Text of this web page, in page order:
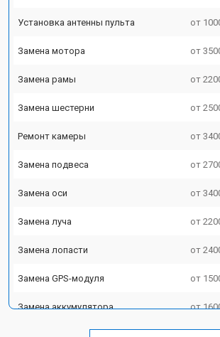
Установка антенны пульта от
Замена мотора от
Замена рамы от
Замена шестерни от
Ремонт камеры от
Замена подвеса от
Замена оси от
Замена луча от
Замена лопасти от
Замена GPS-модуля от
Замена аккумулятора от